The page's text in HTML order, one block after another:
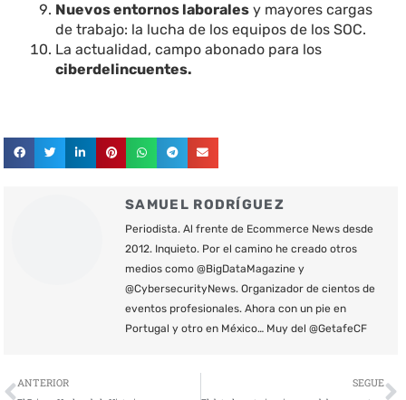
Nuevos entornos laborales y mayores cargas
de trabajo: la lucha de los equipos de los SOC.
La actualidad, campo abonado para los
ciberdelincuentes.
SAMUEL RODRÍGUEZ
Periodista. Al frente de Ecommerce News desde
2012. Inquieto. Por el camino he creado otros
medios como @BigDataMagazine y
@CybersecurityNews. Organizador de cientos de
eventos profesionales. Ahora con un pie en
Portugal y otro en México… Muy del @GetafeCF
Ant
ANTERIOR SEGUE